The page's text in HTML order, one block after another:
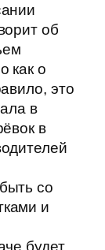
об
как о
это
в
в
со
и
будет